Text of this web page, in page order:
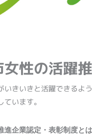
女性の活躍
いきいきと活躍できるよ
います。
進企業認定・表彰制度とは